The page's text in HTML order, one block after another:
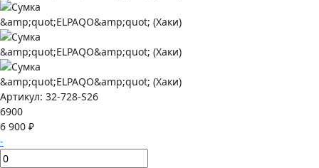
Артикул: 32-728-S26
6900
6 900 ₽
-